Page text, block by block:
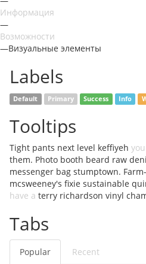
Информация
—
Возможности
—Визуальные элементы
Labels
Default Primary Success Info
Tooltips
Tight pants next level keffiyeh
them. Photo booth beard raw
messenger bag stumptown.
mcsweeney's fixie sustainable
have a terry richardson vinyl
Tabs
Popular
Recent